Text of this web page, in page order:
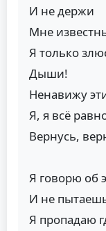
И не держи
Мне
Я только
Дыши!
Ненавижу
Я, я всё
Вернусь,
Я говорю
И не
Я пропадаю